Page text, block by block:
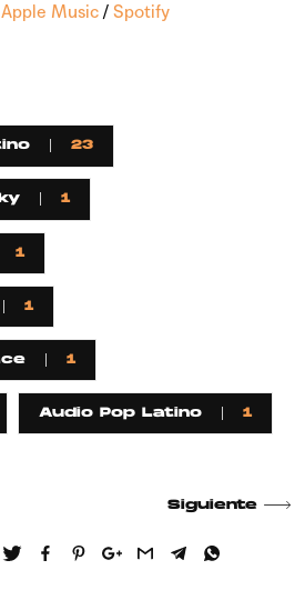
Apple Music /Spotify
23
1
1
1
1
Audio Pop Latino 1
Siguiente